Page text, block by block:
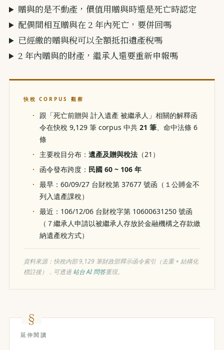
贈與的是不動產，價值用贈與時還是死亡時認定
配偶間相互贈與在 2 年內死亡，要併回嗎
已經繳的贈與稅可以全額抵扣遺產稅嗎
2 年內贈與的財產，繼承人還要重新申報嗎
快稅 CORPUS 觀察
跟「死亡前贈與 計入遺產 被繼承人」相關的解釋函
令在快稅 9,129 筆 corpus 中共 21 筆、命中法條 6
條
主要稅目分布： 遺產及贈與稅法 （21）
函令發布跨度： 民國 60 ~ 106 年
最早：60/09/27 台財稅第 37677 號函（１公賻金不
列入遺產課稅）
最近：106/12/06 台財稅字第 10600631250 號函
（７繼承人申請以被繼承人存放於金融機構之存款繳
納遺產稅方式）
資料來源：快稅內部 9,129 筆財政部釋示函令索引（去重 + 結構化
標註後），可透過站台 AI 問答重現。
延伸閱讀